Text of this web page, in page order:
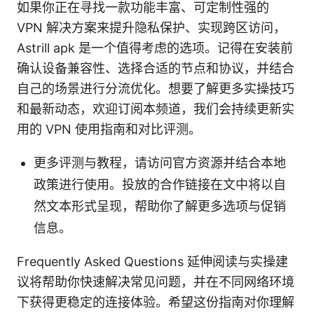
如果你正在寻找一款功能丰富、可定制性强的
VPN 解决方案来提升隐私保护、实现跨区访问，
Astrill apk 是一个值得考虑的选项。记得在安装前
确认设备兼容性、选择合适的节点和协议，并结合
自己的场景进行分流优化。想要了解更多实操技巧
和最新动态，欢迎订阅本频道，我们会持续更新实
用的 VPN 使用指南和对比评测。
更多评测与教程，请访问官方资源并结合本地
政策进行使用。投放的合作链接在文中将以自
然文本形式呈现，帮助你了解更多选项与促销
信息。
Frequently Asked Questions 延伸阅读与实操建
议将帮助你快速解决常见问题，并在不同网络环境
下获得更稳定的连接体验。希望这份指南对你理解